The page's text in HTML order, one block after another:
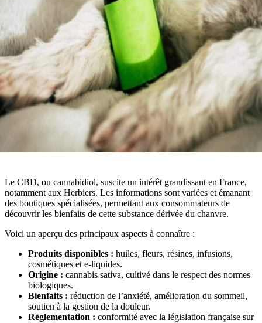
Le CBD, ou cannabidiol, suscite un intérêt grandissant en France,
notamment aux Herbiers. Les informations sont variées et émanant
des boutiques spécialisées, permettant aux consommateurs de
découvrir les bienfaits de cette substance dérivée du chanvre.
Voici un aperçu des principaux aspects à connaître :
Produits disponibles : huiles, fleurs, résines, infusions,
cosmétiques et e-liquides.
Origine : cannabis sativa, cultivé dans le respect des normes
biologiques.
Bienfaits : réduction de l’anxiété, amélioration du sommeil,
soutien à la gestion de la douleur.
Réglementation : conformité avec la législation française sur